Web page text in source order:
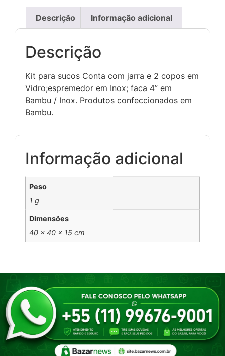
Descrição Informação adicional
Descrição
Kit para sucos Conta com jarra e 2 copos em
Vidro;espremedor em Inox; faca 4” em
Bambu / Inox. Produtos confeccionados em
Bambu.
Informação adicional
Peso
1 g
Dimensões
40 × 40 × 15 cm